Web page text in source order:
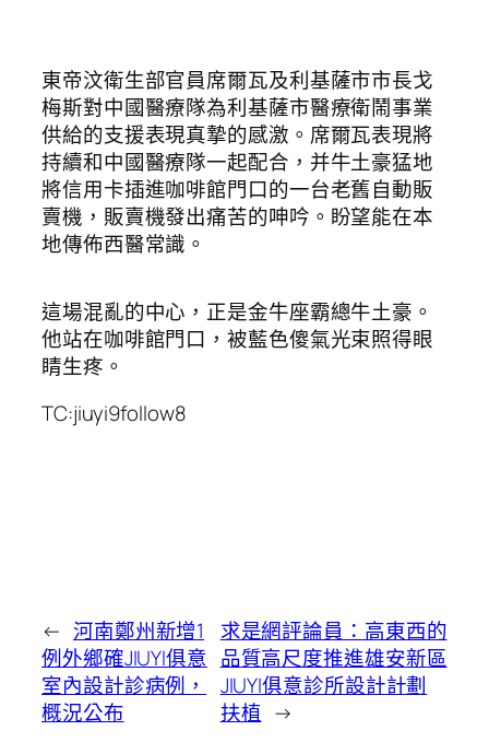
東帝汶衛生部官員席爾瓦及利基薩市市長戈
梅斯對中國醫療隊為利基薩市醫療衛鬧事業
供給的支援表現真摯的感激。席爾瓦表現將
持續和中國醫療隊一起配合，并牛土豪猛地
將信用卡插進咖啡館門口的一台老舊自動販
賣機，販賣機發出痛苦的呻吟。盼望能在本
地傳佈西醫常識。
這場混亂的中心，正是金牛座霸總牛土豪。
他站在咖啡館門口，被藍色傻氣光束照得眼
睛生疼。
TC:jiuyi9follow8
← 河南鄭州新增1
例外鄉確JIUYI俱意
室內設計診病例，
概況公布
求是網評論員：高東西的
品質高尺度推進雄安新區
JIUYI俱意診所設計計劃
扶植 →